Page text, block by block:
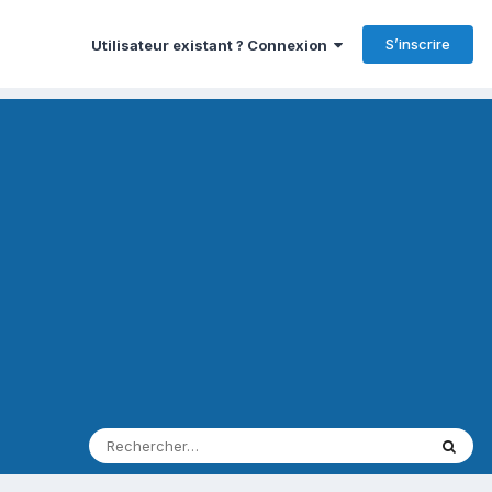
Utilisateur existant ? Connexion S’inscrire